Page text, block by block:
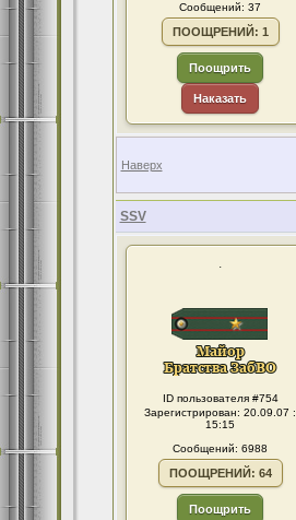
Сообщений: 37
ПООЩРЕНИЙ: 1
Поощрить
Наказать
Наверх
SSV
.
ID пользователя #754
Зарегистрирован: 20.09.07 :
15:15
Сообщений: 6988
ПООЩРЕНИЙ: 64
Поощрить